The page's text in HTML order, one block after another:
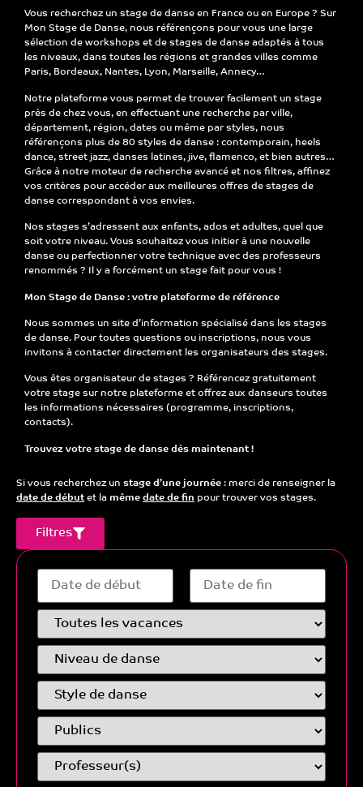
Vous recherchez un stage de danse en France ou en Europe ? Sur
Mon Stage de Danse, nous référençons pour vous une large
sélection de workshops et de stages de danse adaptés à tous
les niveaux, dans toutes les régions et grandes villes comme
Paris, Bordeaux, Nantes, Lyon, Marseille, Annecy…
Notre plateforme vous permet de trouver facilement un stage
près de chez vous, en effectuant une recherche par ville,
département, région, dates ou même par styles, nous
référençons plus de 80 styles de danse : contemporain, heels
dance, street jazz, danses latines, jive, flamenco, et bien autres…
Grâce à notre moteur de recherche avancé et nos filtres, affinez
vos critères pour accéder aux meilleures offres de stages de
danse correspondant à vos envies.
Nos stages s’adressent aux enfants, ados et adultes, quel que
soit votre niveau. Vous souhaitez vous initier à une nouvelle
danse ou perfectionner votre technique avec des professeurs
renommés ? Il y a forcément un stage fait pour vous !
Mon Stage de Danse : votre plateforme de référence
Nous sommes un site d’information spécialisé dans les stages
de danse. Pour toutes questions ou inscriptions, nous vous
invitons à contacter directement les organisateurs des stages.
Vous êtes organisateur de stages ? Référencez gratuitement
votre stage sur notre plateforme et offrez aux danseurs toutes
les informations nécessaires (programme, inscriptions,
contacts).
Trouvez votre stage de danse dès maintenant !
Si vous recherchez un stage d’une journée : merci de renseigner la
date de débutet la même date de fin pour trouver vos stages.
Filtres